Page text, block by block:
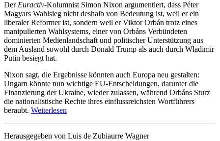
Der Euractiv-Kolumnist Simon Nixon argumentiert, dass Péter
Magyars Wahlsieg nicht deshalb von Bedeutung ist, weil er ein
liberaler Reformer ist, sondern weil er Viktor Orbán trotz eines
manipulierten Wahlsystems, einer von Orbáns Verbündeten
dominierten Medienlandschaft und politischer Unterstützung aus
dem Ausland sowohl durch Donald Trump als auch durch Wladimir
Putin besiegt hat.
Nixon sagt, die Ergebnisse könnten auch Europa neu gestalten:
Ungarn könnte nun wichtige EU-Entscheidungen, darunter die
Finanzierung der Ukraine, wieder zulassen, während Orbáns Sturz
die nationalistische Rechte ihres einflussreichsten Wortführers
beraubt. Weiterlesen
Herausgegeben von Luis de Zubiaurre Wagner